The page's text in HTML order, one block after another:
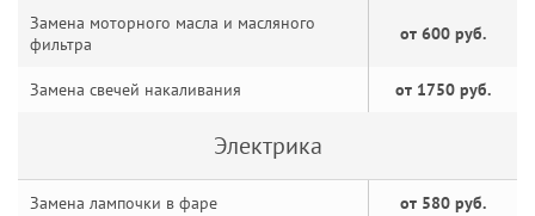
Замена моторного масла и масляного
фильтра
от 600 руб.
Замена свечей накаливания от 1750 руб.
Электрика
Замена лампочки в фаре от 580 руб.